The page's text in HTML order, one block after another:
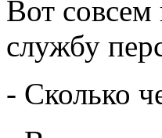
Вот
службу
- Сколько